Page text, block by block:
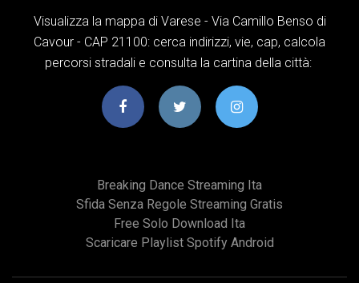
Visualizza la mappa di Varese - Via Camillo Benso di
Cavour - CAP 21100: cerca indirizzi, vie, cap, calcola
percorsi stradali e consulta la cartina della città:
Breaking Dance Streaming Ita
Sfida Senza Regole Streaming Gratis
Free Solo Download Ita
Scaricare Playlist Spotify Android